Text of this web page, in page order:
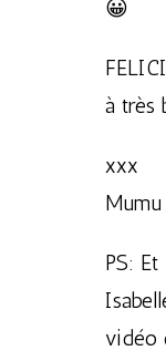
😀
à très
xxx
Mumu
PS:
vidéo